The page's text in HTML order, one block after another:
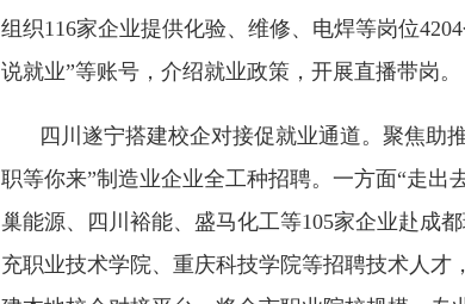
组织116家企业提供化验、维修、电焊等岗位
说就业”等账号，介绍就业政策，开展直播带岗。
四川遂宁搭建校企对接促就业通道。聚焦助
职等你来”制造业企业全工种招聘。一方面“走出
巢能源、四川裕能、盛马化工等105家企业赴成
充职业技术学院、重庆科技学院等招聘技术人才